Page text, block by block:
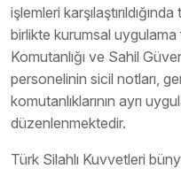
işlemleri
birlikte kurumsal uygulama
Komutanlığı ve Sahil
personelinin sicil notları,
komutanlıklarının ayrı
düzenlenmektedir.
Türk Silahlı Kuvvetleri